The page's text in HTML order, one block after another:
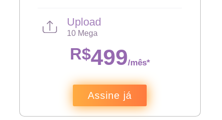
Upload
10 Mega
R$499/mês*
Assine já